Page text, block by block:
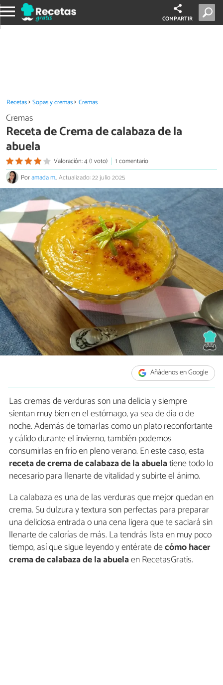
COMPARTIR
Recetas Sopas y cremas Cremas
Cremas
Receta de Crema de calabaza de la
abuela
Valoración: 4 (1 voto)
1 comentario
Poramada m..Actualizado: 22 julio 2025
Añádenos en Google
Las cremas de verduras son una delicia y siempre
sientan muy bien en el estómago, ya sea de día o de
noche. Además de tomarlas como un plato reconfortante
y cálido durante el invierno, también podemos
consumirlas en frío en pleno verano. En este caso, esta
receta de crema de calabaza de la abuelatiene todo lo
necesario para llenarte de vitalidad y subirte el ánimo.
La calabaza es una de las verduras que mejor quedan en
crema. Su dulzura y textura son perfectas para preparar
una deliciosa entrada o una cena ligera que te saciará sin
llenarte de calorías de más. La tendrás lista en muy poco
tiempo, así que sigue leyendo y entérate decómo hacer
crema de calabaza de la abuelaen RecetasGratis.